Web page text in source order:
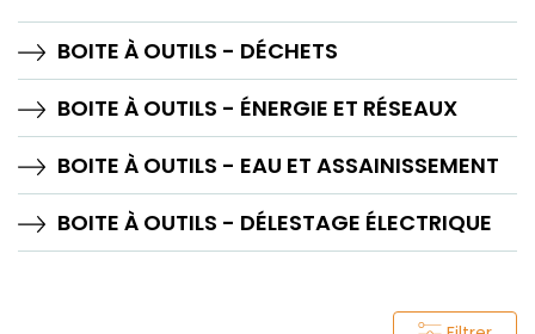
BOITE À OUTILS - DÉCHETS
BOITE À OUTILS - ÉNERGIE ET RÉSEAUX
BOITE À OUTILS - EAU ET ASSAINISSEMENT
BOITE À OUTILS - DÉLESTAGE ÉLECTRIQUE